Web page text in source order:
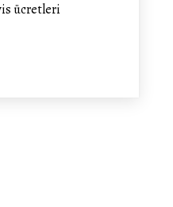
ücretleri